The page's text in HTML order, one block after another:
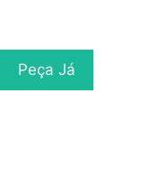
Peça Já